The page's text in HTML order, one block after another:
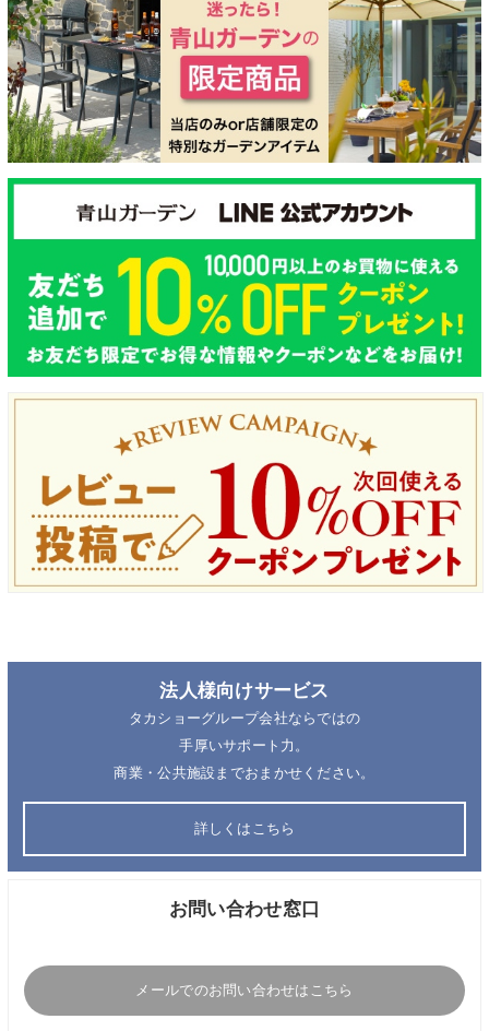
法人様向けサービス
タカショーグループ会社ならではの
手厚いサポート力。
商業・公共施設までおまかせください。
詳しくはこちら
お問い合わせ窓口
メールでのお問い合わせはこちら